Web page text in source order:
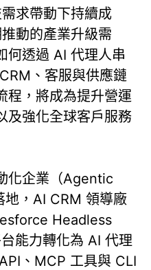
求帶動下持續成
動的產業升級需
何透過 AI 代理人串
、客服與供應鏈
程，將成為提升營運
及強化全球客戶服務
化企業（Agentic
，AI CRM 領導廠
Headless
能力轉化為 AI 代理
、MCP 工具與 CLI